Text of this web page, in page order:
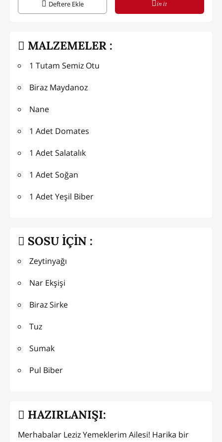
Deftere Ekle in it
MALZEMELER :
1 Tutam Semiz Otu
Biraz Maydanoz
Nane
1 Adet Domates
1 Adet Salatalık
1 Adet Soğan
1 Adet Yeşil Biber
SOSU İÇİN :
Zeytinyağı
Nar Ekşişi
Biraz Sirke
Tuz
Sumak
Pul Biber
HAZIRLANIŞI:
Merhabalar Leziz Yemeklerim Ailesi! Harika bir